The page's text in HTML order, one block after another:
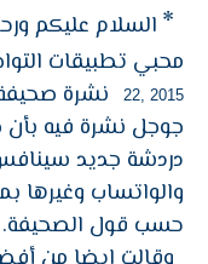
* السلام عليكم
محبي تطبيقات
22, 2015
نشرة
جوجل نشرة فيه
دردشة جديد
والواتساب وغيرها
حسب قول الصحيفة.